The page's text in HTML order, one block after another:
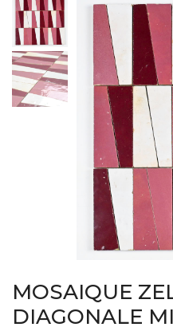
MOSAIQUE
DIAGONALE